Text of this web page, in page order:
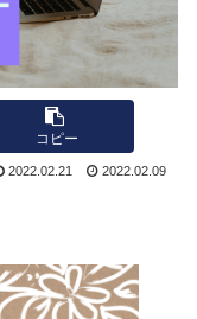
コピー
2022.02.21 2022.02.09